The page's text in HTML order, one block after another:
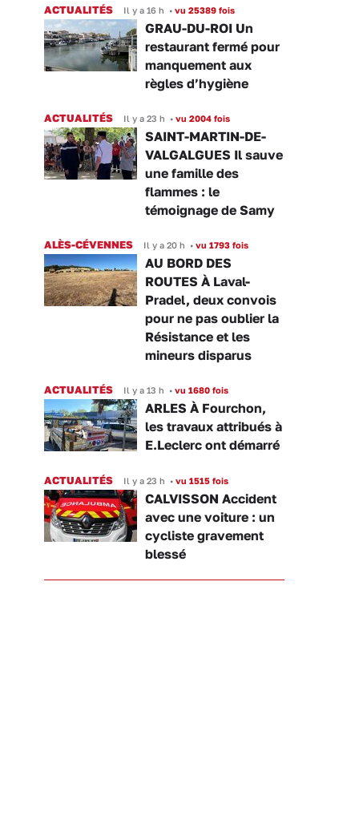
ACTUALITÉS Il y a 16 h • vu 25389 fois
GRAU-DU-ROI Un
restaurant fermé pour
manquement aux
règles d’hygiène
ACTUALITÉS Il y a 23 h • vu 2004 fois
SAINT-MARTIN-DE-
VALGALGUES Il sauve
une famille des
flammes : le
témoignage de Samy
ALÈS-CÉVENNES Il y a 20 h • vu 1793 fois
AU BORD DES
ROUTES À Laval-
Pradel, deux convois
pour ne pas oublier la
Résistance et les
mineurs disparus
ACTUALITÉS Il y a 13 h • vu 1680 fois
ARLES À Fourchon,
les travaux attribués à
E.Leclerc ont démarré
ACTUALITÉS Il y a 23 h • vu 1515 fois
CALVISSON Accident
avec une voiture : un
cycliste gravement
blessé